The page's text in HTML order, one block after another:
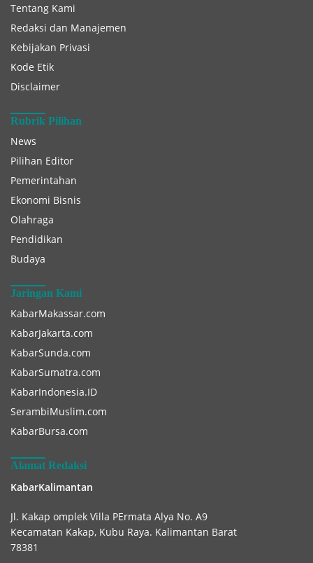
Tentang Kami
Redaksi dan Manajemen
Kebijakan Privasi
Kode Etik
Disclaimer
Rubrik Pilihan
News
Pilihan Editor
Pemerintahan
Ekonomi Bisnis
Olahraga
Pendidikan
Budaya
Jaringan Kami
KabarMakassar.com
KabarJakarta.com
KabarSunda.com
KabarSumatra.com
KabarIndonesia.ID
SerambiMuslim.com
KabarBursa.com
Alamat Redaksi
KabarKalimantan
Jl. Kakap omplek Villa PErmata Alya No. A9
Kecamatan Kakap, Kubu Raya. Kalimantan Barat
78381